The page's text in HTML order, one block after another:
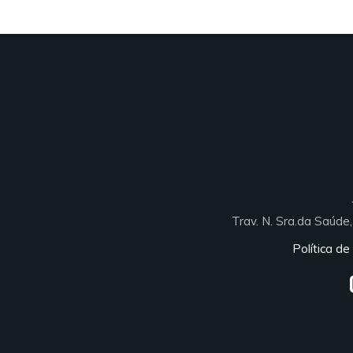
Trav. N. Sra.da
Política de